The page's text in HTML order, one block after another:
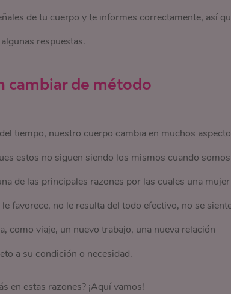
de tu cuerpo y te informes correctamente, así
respuestas.
cambiar de método
tiempo, nuestro cuerpo cambia en muchos
estos no siguen siendo los mismos cuando somos
de las principales razones por las cuales una mujer
favorece, no le resulta del todo efectivo, no se
como viaje, un nuevo trabajo, una nueva relación
a su condición o necesidad.
en estas razones? ¡Aquí vamos!